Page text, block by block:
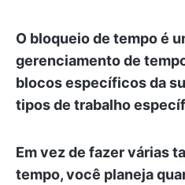
O bloqueio de tempo é
gerenciamento de
blocos específicos da
tipos de trabalho
Em vez de fazer várias
tempo, você planeja